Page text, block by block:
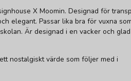
X Moomin. Designad för
elegant. Passar lika bra för vuxna
Är designad i en vacker och
nostalgiskt värde som följer med i